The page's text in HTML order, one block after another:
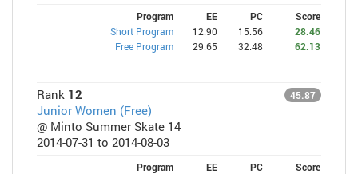
Program EE PC
Score
Short Program
12.90 15.56
28.46
Free Program
29.65 32.48 62.13
Rank 12 45.87
Junior Women (Free)
@ Minto Summer Skate 14
2014-07-31 to 2014-08-03
Program EE PC
Score